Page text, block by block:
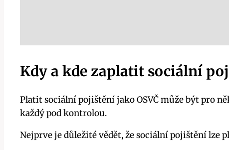
Kdy a kde zaplatit sociální
Platit sociální pojištění jako OSVČ může být pro
každý pod kontrolou.
Nejprve je důležité vědět, že sociální pojištění lze